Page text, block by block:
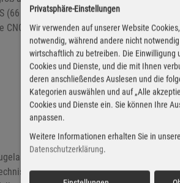
(66 kW). Zudem
CNG-Modelle
Oberklasse überholte
Zulassungsstärkstes
erfolgreichstes Utilitie-
hatten hier der VW T-
100 000
Werkstatt
24.09.2019 - Ford ruft
Werkstatt. Durch eine
Privatsphäre-Einstellungen
Wir verwenden auf unserer Website
notwendig, während andere nicht
wirtschaftlich zu betreiben. Die
Cookies und Dienste, und die mit Ihnen
deren anschließendes Auslesen und die
Kategorien auswählen und auf „Alle
Cookies und Dienste ein. Sie können Ihre
anpassen.
Weitere Informationen erhalten Sie in
Datenschutzerklärung.